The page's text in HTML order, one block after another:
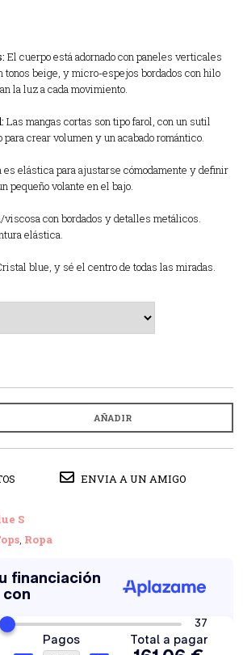
El cuerpo está adornado con paneles verticales
beige, y micro-espejos bordados con hilo
la luz a cada movimiento.
Las mangas cortas son tipo farol, con un sutil
crear volumen y un acabado romántico.
es elástica para ajustarse cómodamente y definir
pequeño volante en el bajo.
viscosa con bordados y detalles metálicos.
elástica.
blue, y sé el centro de todas las miradas.
AÑADIR
ENVIA A UN AMIGO
S
, Ropa